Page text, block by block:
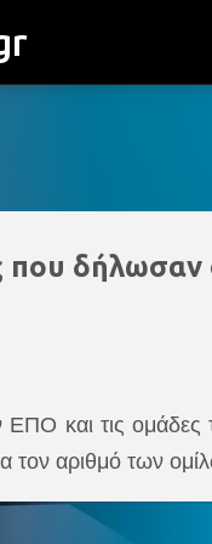
που
και τις ομάδες
τον αριθμό των